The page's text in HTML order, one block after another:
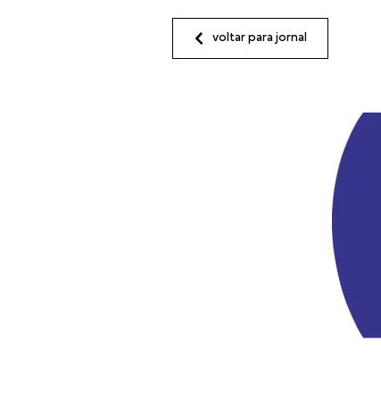
voltar para jornal